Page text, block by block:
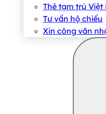
Thẻ tạm trú Việt
Tư vấn hộ chiếu
Xin công văn